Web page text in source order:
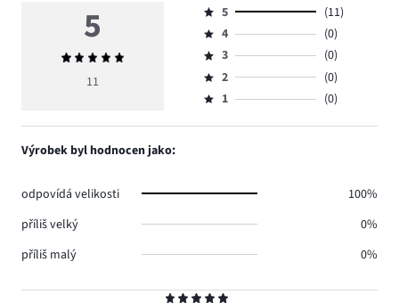
5
Průměrné
hodnocení
11
Hodnocení
5,
počet
hlasů
11.
5
(11)
Hodnocení
4,
počet
hlasů
4
(0)
Hodnocení
3,
počet
3
(0)
Hodnocení
2,
2
(0)
Hodnocení
1,
1 (0)
Výrobek byl hodnocen jako:
odpovídá velikosti
100%
příliš velký
0%
příliš malý
0%